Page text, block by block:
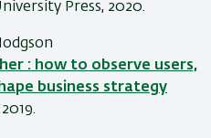
Press, 2020.
: how to observe users,
business strategy